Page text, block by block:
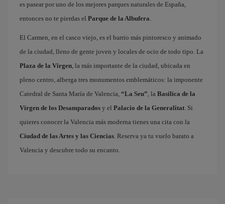
es pasear por uno de los mejores parques naturales de España,
entonces no te pierdas el Parque de la Albufera.
El Carmen, en el casco viejo, es el barrio más pintoresco y animado
de la ciudad, lleno de gente joven y locales de ocio de todo tipo. La
Plaza de la Virgen, la más importante de la ciudad, ubicada en
pleno centro, alberga tres monumentos emblemáticos: la imponente
Catedral de Santa María de Valencia, “La Seu”, la Basílica de la
Virgen de los Desamparados y el Palacio de la Generalitat. Si
quieres conocer la Valencia más moderna tienes una cita con la
Ciudad de las Artes y las Ciencias. Reserva ya tu vuelo barato a
Valencia y descubre todo su encanto.